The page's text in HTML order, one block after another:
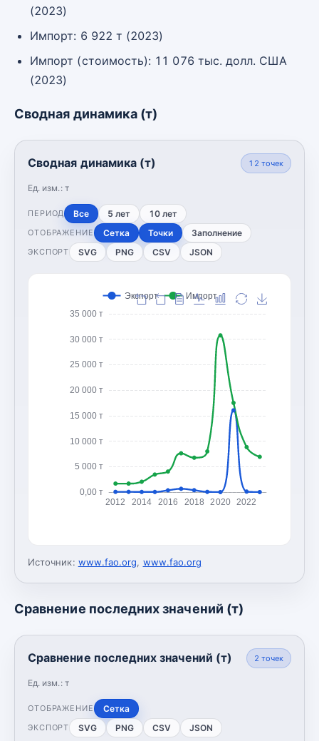
(2023)
Импорт: 6 922 т (2023)
Импорт (стоимость): 11 076 тыс. долл. США
(2023)
Сводная динамика (т)
Сводная динамика (т)
Ед. изм.: т
12 точек
ПЕРИОД Все 5 лет 10 лет
ОТОБРАЖЕНИЕ Сетка Точки Заполнение
ЭКСПОРТ SVG PNG CSV JSON
0,00 т
5 000 т
10 000 т
15 000 т
20 000 т
25 000 т
30 000 т
35 000 т
2012 2014 2016 2018 2020 2022
Экспорт Импорт
Источник: www.fao.org, www.fao.org
Сравнение последних значений (т)
Сравнение последних значений (т)
Ед. изм.: т
2 точек
ОТОБРАЖЕНИЕ Сетка
ЭКСПОРТ SVG PNG CSV JSON